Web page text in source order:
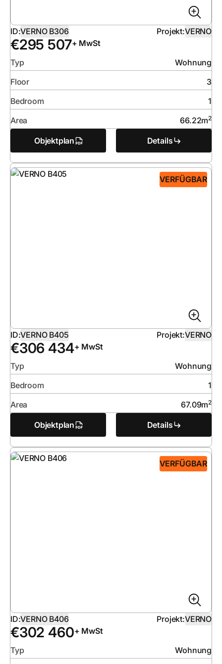
ID:VERNO B306 Projekt:VERNO
€295 507+ MwSt
Typ
Wohnung
Floor
3
Bedroom
1
Area
66.22m2
Objektplan Details
VERFÜGBAR
ID:VERNO B405 Projekt:VERNO
€306 434+ MwSt
Typ
Wohnung
Bedroom
1
Area
67.09m2
Objektplan Details
VERFÜGBAR
ID:VERNO B406 Projekt:VERNO
€302 460+ MwSt
Typ
Wohnung